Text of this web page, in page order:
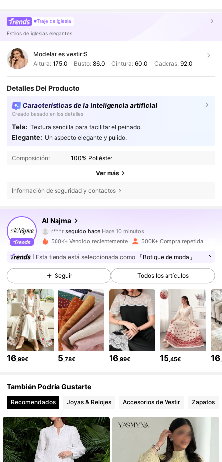
#Traje de iglesia
Estilos de iglesias elegantes
Modelar es vestir:S
Altura: 175.0 Busto:86.0 Cintura: 60.0 Caderas: 92.0
Detalles Del Producto
Características de la inteligencia artificial
Creado basado en los detalles
Tela: Textura sencilla para facilitar el peinado.
Elegante: Un aspecto elegante y pulido.
Composición: 100% Poliéster
Ver más
Información de seguridad y contactos
Al Najma
f***v está navegando
4,85
594K Seguidores
4,85 594K Seguidores
4,85 594K Seguidores
4,85 594K Seguidores
4,85 594K Seguidores
4,85 594K Seguidores
500K+ Vendido recientemente 500K+ Compra repetida
Esta tienda está seleccionada como 「Botique de moda」
Seguir Todos los artículos
16 ,99€ 5 ,78€ 16,99€ 15 ,45€ 16
También Podría Gustarte
Recomendados Joyas & Relojes Accesorios de Vestir Zapatos